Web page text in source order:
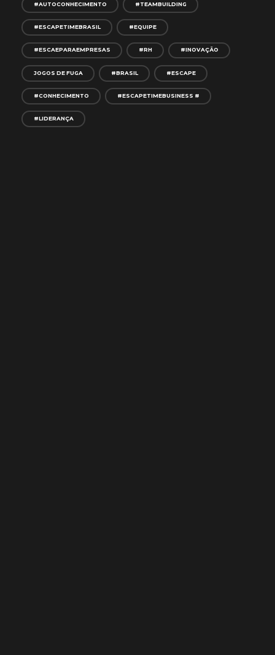
#AUTOCONHECIMENTO #TEAMBUILDING
#ESCAPETIMEBRASIL #EQUIPE
#ESCAEPARAEMPRESAS #RH #INOVAÇÃO
JOGOS DE FUGA #BRASIL #ESCAPE
#CONHECIMENTO #ESCAPETIMEBUSINESS #
#LIDERANÇA